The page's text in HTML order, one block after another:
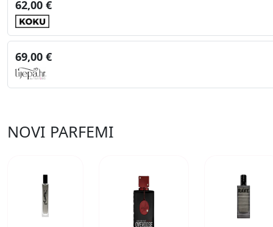
62,00 €
69,00 €
NOVI PARFEMI